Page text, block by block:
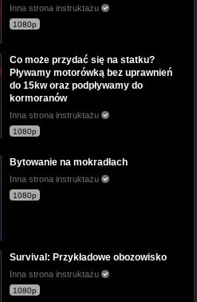
Inna strona instruktażu
1080p
Co może przydać się na statku?
Pływamy motorówką bez uprawnień
do 15kw oraz podpływamy do
kormoranów
Inna strona instruktażu
1080p
Bytowanie na mokradłach
Inna strona instruktażu
1080p
Survival: Przykładowe obozowisko
Inna strona instruktażu
1080p